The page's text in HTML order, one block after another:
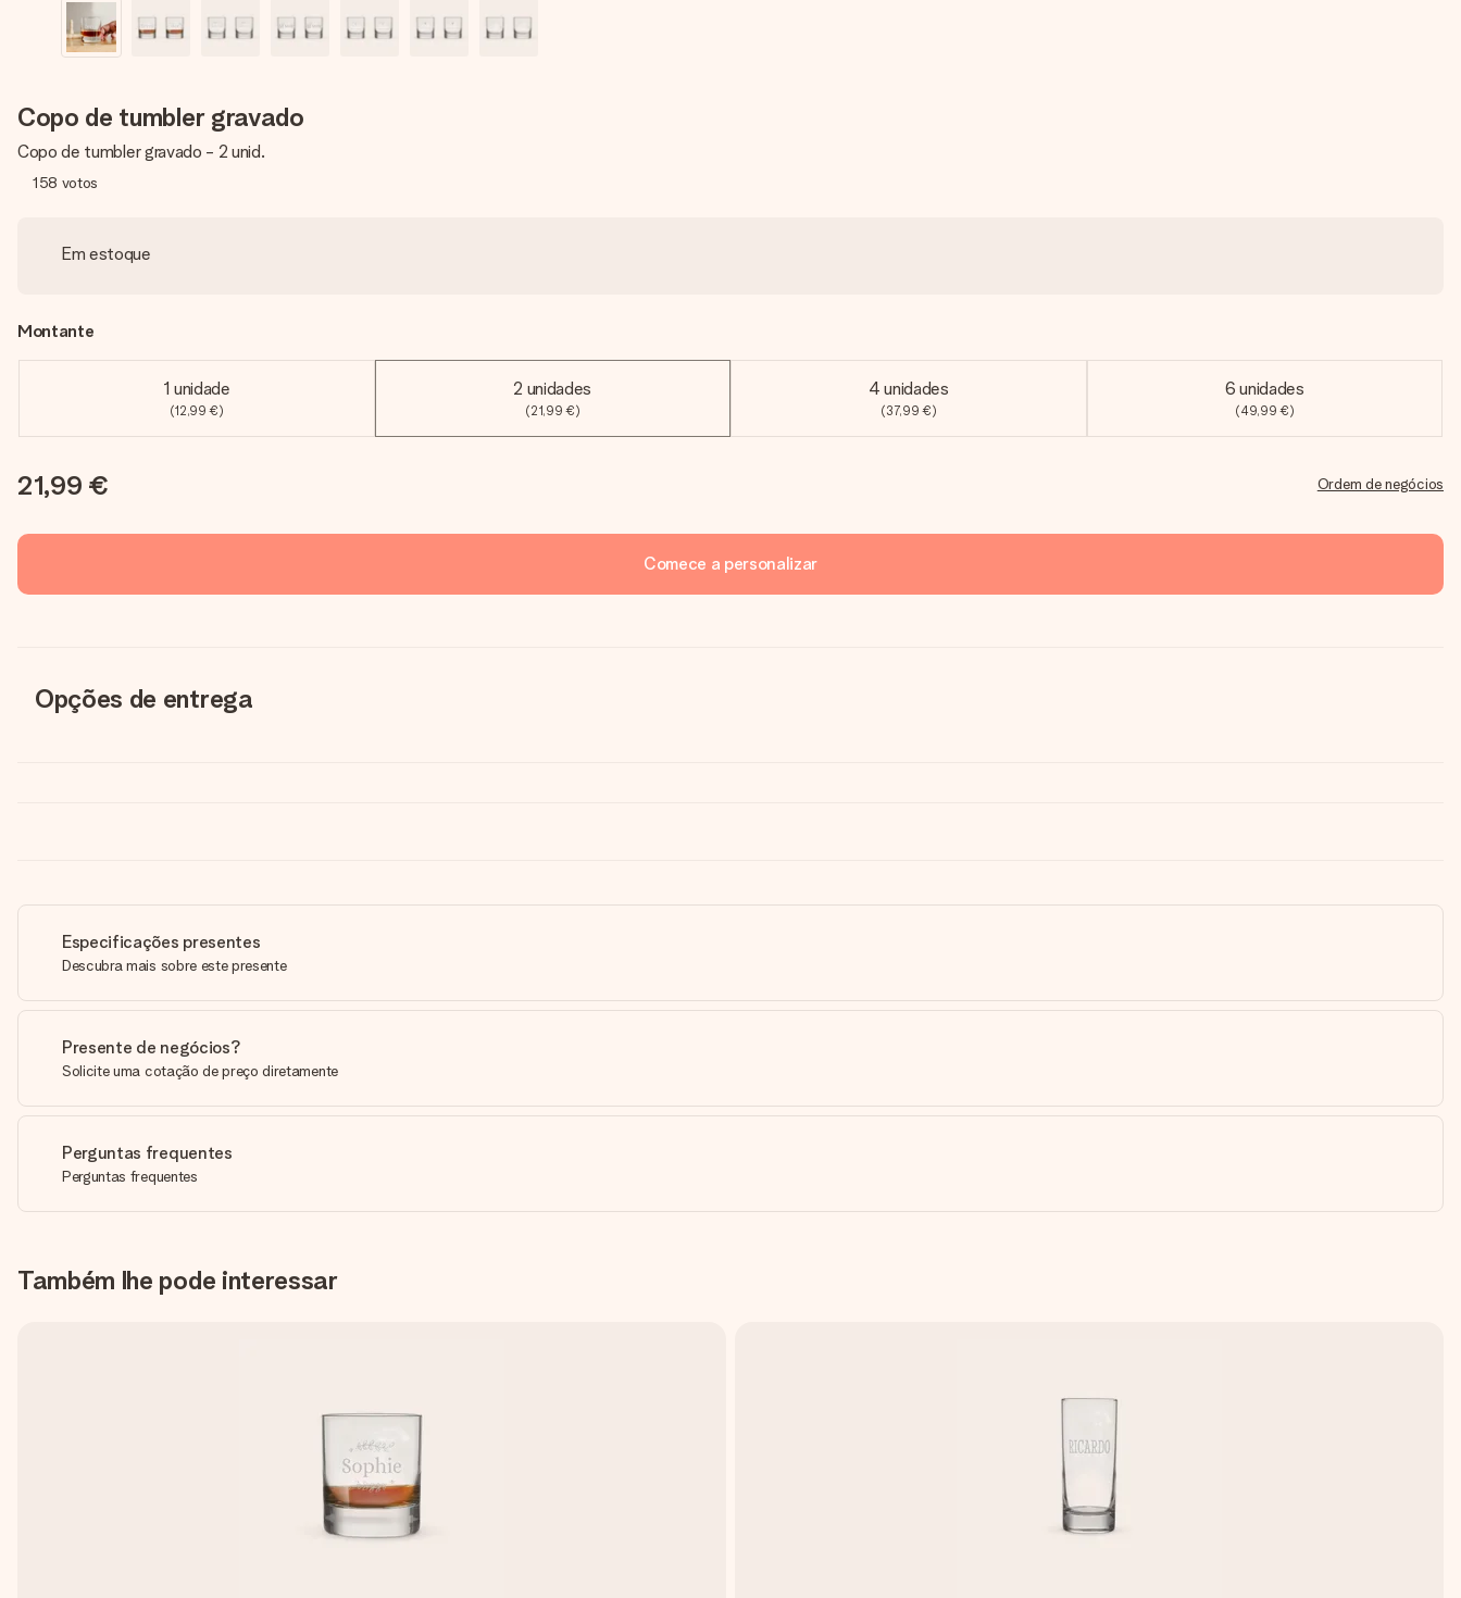
Copo de tumbler gravado
Copo de tumbler gravado - 2 unid.
158 votos
Em estoque
Montante
1 unidade
(12,99 €)
2 unidades
(21,99 €)
4 unidades
(37,99 €)
6 unidades
(49,99 €)
21,99 € Ordem de negócios
Comece a personalizar
Opções de entrega
Especificações presentes
Descubra mais sobre este presente
Presente de negócios?
Solicite uma cotação de preço diretamente
Perguntas frequentes
Perguntas frequentes
Também lhe pode interessar